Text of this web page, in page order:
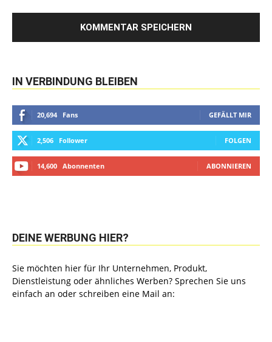
IN VERBINDUNG BLEIBEN
20,694 Fans GEFÄLLT MIR
2,506 Follower FOLGEN
14,600 Abonnenten ABONNIEREN
DEINE WERBUNG HIER?
Sie möchten hier für Ihr Unternehmen, Produkt,
Dienstleistung oder ähnliches Werben? Sprechen Sie uns
einfach an oder schreiben eine Mail an: